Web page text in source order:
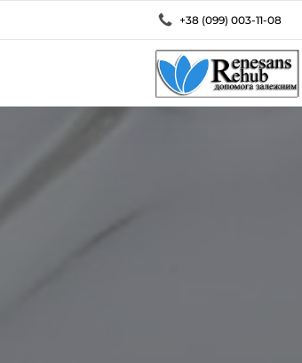
+38 (099) 003-11-08